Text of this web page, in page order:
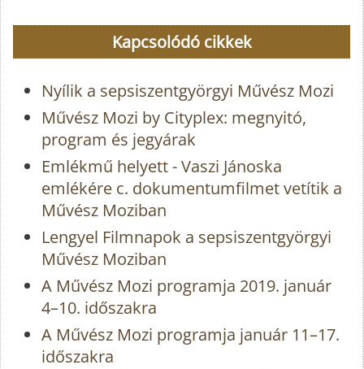
Kapcsolódó cikkek
Nyílik a sepsiszentgyörgyi Művész Mozi
Művész Mozi by Cityplex: megnyitó,
program és jegyárak
Emlékmű helyett - Vaszi Jánoska
emlékére c. dokumentumfilmet vetítik a
Művész Moziban
Lengyel Filmnapok a sepsiszentgyörgyi
Művész Moziban
A Művész Mozi programja 2019. január
4–10. időszakra
A Művész Mozi programja január 11–17.
időszakra